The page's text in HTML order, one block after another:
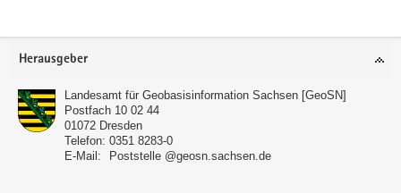
Footer-
Herausgeber
Landesamt für Geobasisinformation Sachsen [GeoSN]
Postfach 10 02 44
01072 Dresden
Telefon: 0351 8283-0
E-Mail:
Poststelle @geosn.sachsen.de